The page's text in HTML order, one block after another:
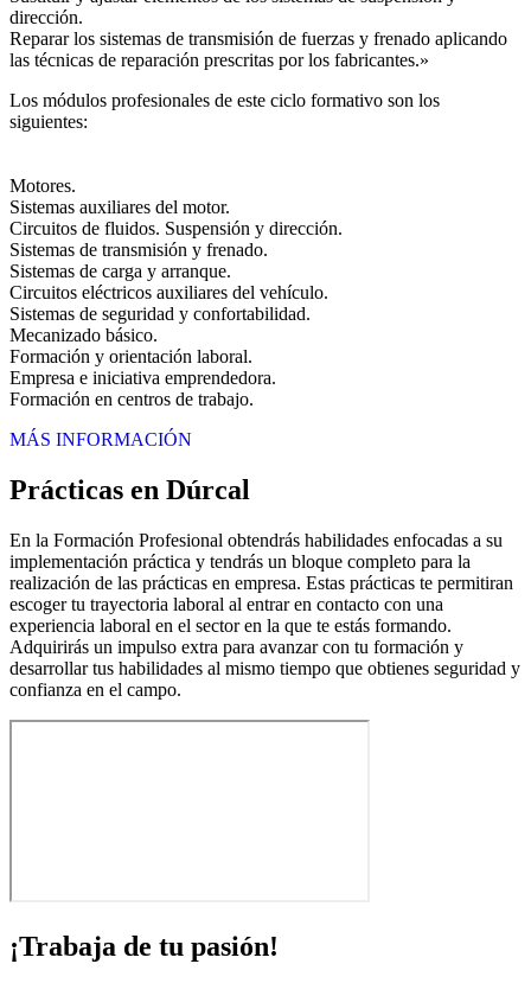
dirección.
Reparar los sistemas de transmisión de fuerzas y frenado aplicando
las técnicas de reparación prescritas por los fabricantes.»
Los módulos profesionales de este ciclo formativo son los
siguientes:
Motores.
Sistemas auxiliares del motor.
Circuitos de fluidos. Suspensión y dirección.
Sistemas de transmisión y frenado.
Sistemas de carga y arranque.
Circuitos eléctricos auxiliares del vehículo.
Sistemas de seguridad y confortabilidad.
Mecanizado básico.
Formación y orientación laboral.
Empresa e iniciativa emprendedora.
Formación en centros de trabajo.
MÁS INFORMACIÓN
Prácticas en Dúrcal
En la Formación Profesional obtendrás habilidades enfocadas a su
implementación práctica y tendrás un bloque completo para la
realización de las prácticas en empresa. Estas prácticas te permitiran
escoger tu trayectoria laboral al entrar en contacto con una
experiencia laboral en el sector en la que te estás formando.
Adquirirás un impulso extra para avanzar con tu formación y
desarrollar tus habilidades al mismo tiempo que obtienes seguridad y
confianza en el campo.
¡Trabaja de tu pasión!